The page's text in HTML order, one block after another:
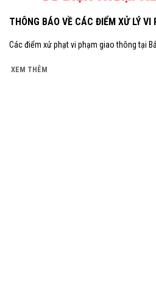
THÔNG BÁO VỀ CÁC ĐIỂM XỬ LÝ
Các điểm xử phạt vi phạm giao thông tại
XEM THÊM